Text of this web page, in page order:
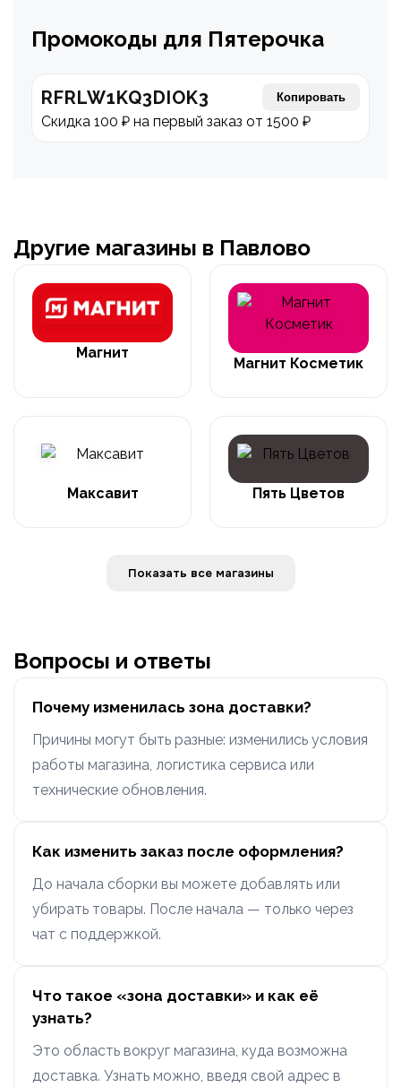
Промокоды для Пятерочка
RFRLW1KQ3DIOK3 Копировать
Скидка 100 ₽ на первый заказ от 1500 ₽
Другие магазины в Павлово
Магнит
Магнит Косметик
Максавит Пять Цветов
Показать все магазины
Вопросы и ответы
Почему изменилась зона доставки?
Причины могут быть разные: изменились условия
работы магазина, логистика сервиса или
технические обновления.
Как изменить заказ после оформления?
До начала сборки вы можете добавлять или
убирать товары. После начала — только через
чат с поддержкой.
Что такое «зона доставки» и как её
узнать?
Это область вокруг магазина, куда возможна
доставка. Узнать можно, введя свой адрес в